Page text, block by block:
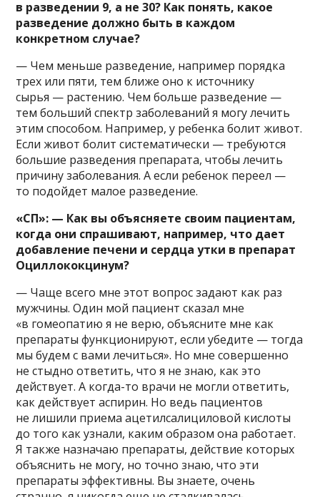
в разведении 9, а не 30? Как понять, какое
разведение должно быть в каждом
конкретном случае?
— Чем меньше разведение, например порядка
трех или пяти, тем ближе оно к источнику
сырья — растению. Чем больше разведение —
тем больший спектр заболеваний я могу лечить
этим способом. Например, у ребенка болит живот.
Если живот болит систематически — требуются
большие разведения препарата, чтобы лечить
причину заболевания. А если ребенок переел —
то подойдет малое разведение.
«СП»: — Как вы объясняете своим пациентам,
когда они спрашивают, например, что дает
добавление печени и сердца утки в препарат
Оциллококцинум?
— Чаще всего мне этот вопрос задают как раз
мужчины. Один мой пациент сказал мне
«в гомеопатию я не верю, объясните мне как
препараты функционируют, если убедите — тогда
мы будем с вами лечиться». Но мне совершенно
не стыдно ответить, что я не знаю, как это
действует. А когда-то врачи не могли ответить,
как действует аспирин. Но ведь пациентов
не лишили приема ацетилсалициловой кислоты
до того как узнали, каким образом она работает.
Я также назначаю препараты, действие которых
объяснить не могу, но точно знаю, что эти
препараты эффективны. Вы знаете, очень